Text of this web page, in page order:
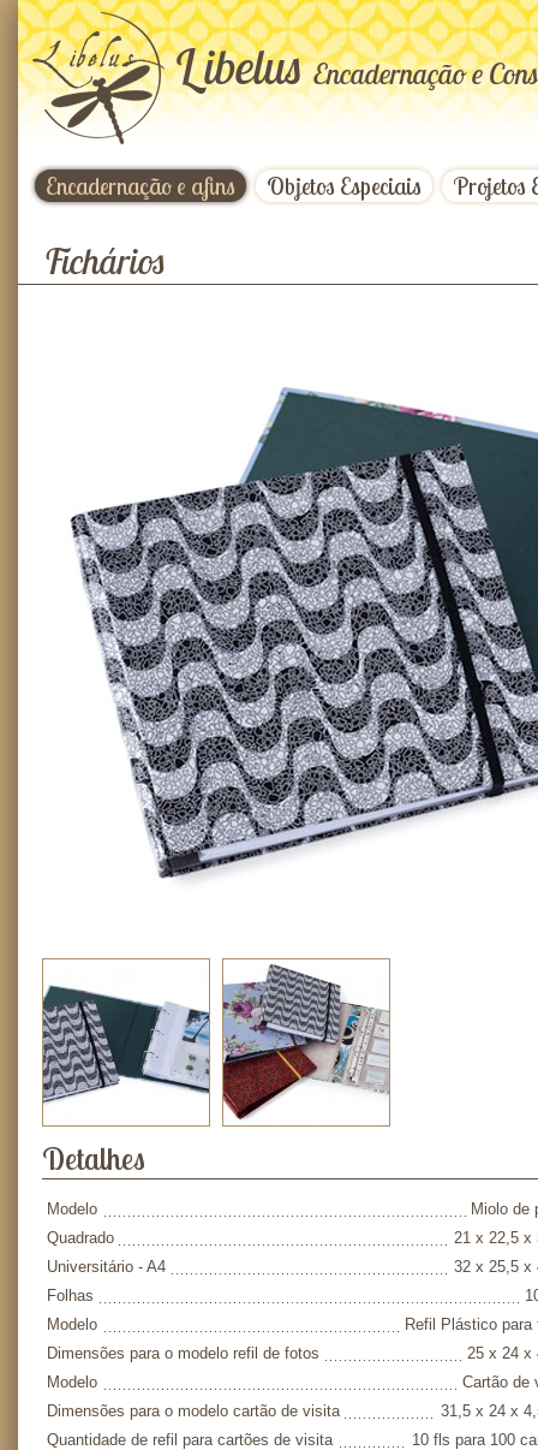
LibelusEncadernação e
Encadernação e afins Objetos Especiais Projetos
Fichários
Detalhes
Modelo
Miolo de
Quadrado
21 x 22,5 x
Universitário - A4
32 x 25,5 x
Folhas
Modelo
Refil Plástico para
Dimensões para o modelo refil de fotos
25 x 24 x
Modelo
Cartão de
Dimensões para o modelo cartão de visita
31,5 x 24 x
Quantidade de refil para cartões de visita
10 fls para 100